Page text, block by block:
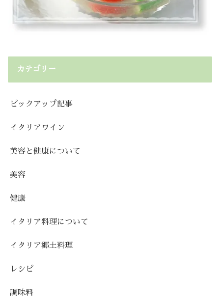
カテゴリー
ピックアップ記事
イタリアワイン
美容と健康について
美容
健康
イタリア料理について
イタリア郷土料理
レシピ
調味料